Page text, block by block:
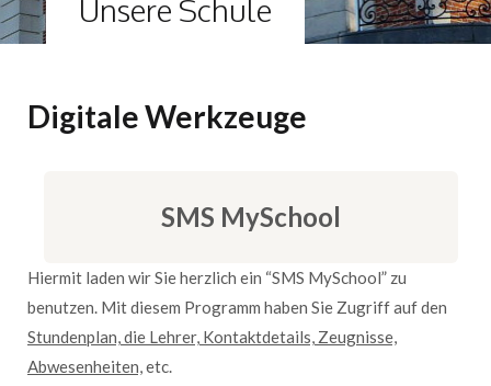
Unsere Schule
Digitale Werkzeuge
SMS MySchool
Hiermit laden wir Sie herzlich ein “SMS MySchool” zu
benutzen. Mit diesem Programm haben Sie Zugriff auf den
Stundenplan, die Lehrer, Kontaktdetails, Zeugnisse,
Abwesenheiten,etc.